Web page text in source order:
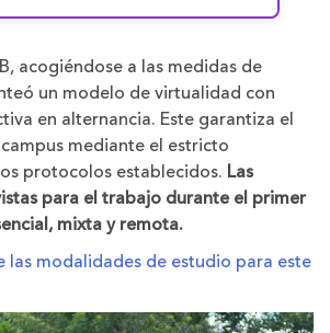
acogiéndose a las medidas de
un modelo de virtualidad con
en alternancia. Este garantiza el
mediante el estricto
protocolos establecidos. Las
para el trabajo durante el primer
mixta y remota.
las modalidades de estudio para este